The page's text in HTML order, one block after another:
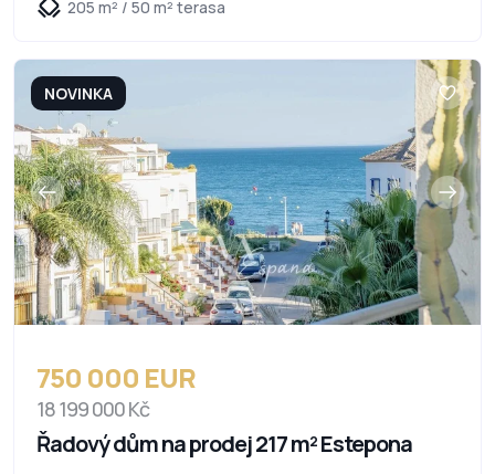
205 m² / 50 m² terasa
NOVINKA
750 000 EUR
18 199 000 Kč
Řadový dům na prodej 217 m² Estepona